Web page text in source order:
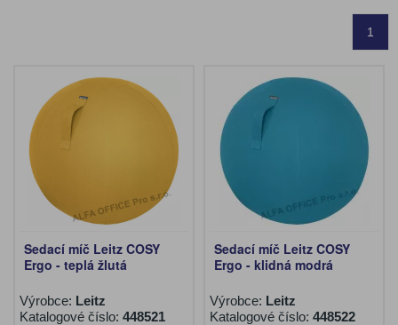
1
Sedací míč Leitz COSY
Ergo - teplá žlutá
Výrobce: Leitz
Katalogové číslo: 448521
Sedací míč Leitz COSY
Ergo - klidná modrá
Výrobce: Leitz
Katalogové číslo: 448522